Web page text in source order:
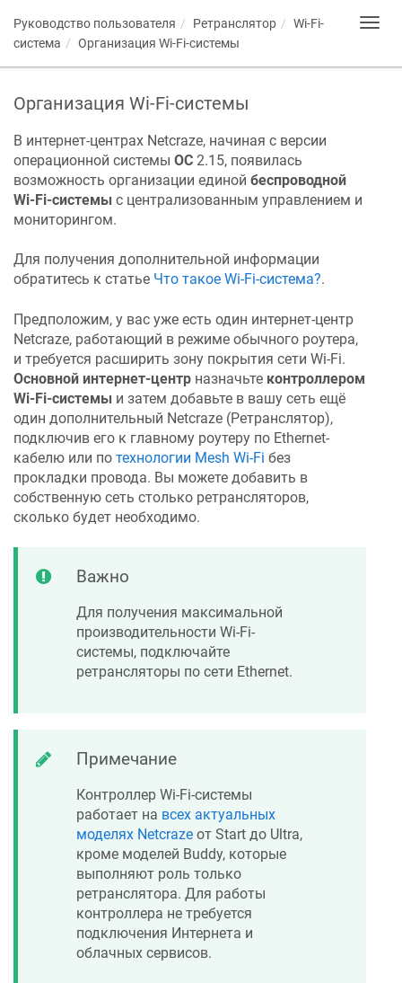
Руководство пользователя Ретранслятор
Wi-Fi-
система
Организация Wi-Fi-системы
Организация Wi-Fi-системы
В интернет-центрах Netcraze, начиная с версии
операционной системы ОС 2.15, появилась
возможность организации единой беспроводной
Wi-Fi-системы с централизованным управлением и
мониторингом.
Для получения дополнительной информации
обратитесь к статье Что такое Wi-Fi-система?.
Предположим, у вас уже есть один интернет-центр
Netcraze, работающий в режиме обычного роутера,
и требуется расширить зону покрытия сети Wi-Fi.
Основной интернет-центр назначьте контроллером
Wi-Fi-системы и затем добавьте в вашу сеть ещё
один дополнительный Netcraze (Ретранслятор),
подключив его к главному роутеру по Ethernet-
кабелю или по технологии Mesh Wi-Fi без
прокладки провода. Вы можете добавить в
собственную сеть столько ретрансляторов,
сколько будет необходимо.
Важно
Для получения максимальной
производительности Wi-Fi-
системы, подключайте
ретрансляторы по сети Ethernet.
Примечание
Контроллер Wi-Fi-системы
работает на всех актуальных
моделях Netcraze от Start до Ultra,
кроме моделей Buddy, которые
выполняют роль только
ретранслятора. Для работы
контроллера не требуется
подключения Интернета и
облачных сервисов.